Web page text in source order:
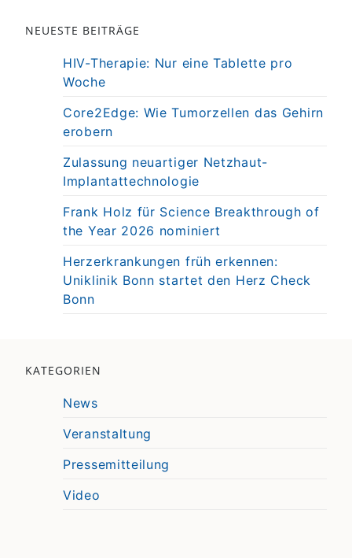
NEUESTE BEITRÄGE
HIV-Therapie: Nur eine Tablette pro
Woche
Core2Edge: Wie Tumorzellen das Gehirn
erobern
Zulassung neuartiger Netzhaut-
Implantattechnologie
Frank Holz für Science Breakthrough of
the Year 2026 nominiert
Herzerkrankungen früh erkennen:
Uniklinik Bonn startet den Herz Check
Bonn
KATEGORIEN
News
Veranstaltung
Pressemitteilung
Video